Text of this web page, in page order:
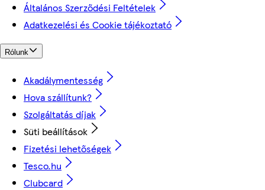
Általános Szerződési Feltételek
Adatkezelési és Cookie tájékoztató
Rólunk
Akadálymentesség
Hova szállítunk?
Szolgáltatás díjak
Süti beállítások
Fizetési lehetőségek
Tesco.hu
Clubcard